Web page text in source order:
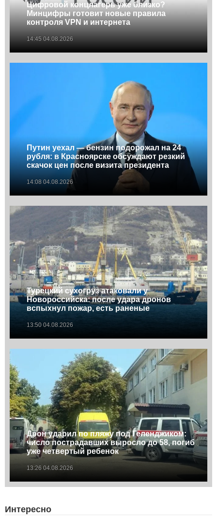
Цифровой концлагерь уже близко?
Минцифры готовит новые правила
контроля VPN и интернета
14:45 04.08.2026
Путин уехал — бензин подорожал на 24
рубля: в Красноярске обсуждают резкий
скачок цен после визита президента
14:08 04.08.2026
Турецкий сухогруз атаковали у
Новороссийска: после удара дронов
вспыхнул пожар, есть раненые
13:50 04.08.2026
Дрон ударил по пляжу под Геленджиком:
число пострадавших выросло до 58, погиб
уже четвертый ребенок
13:26 04.08.2026
Интересно